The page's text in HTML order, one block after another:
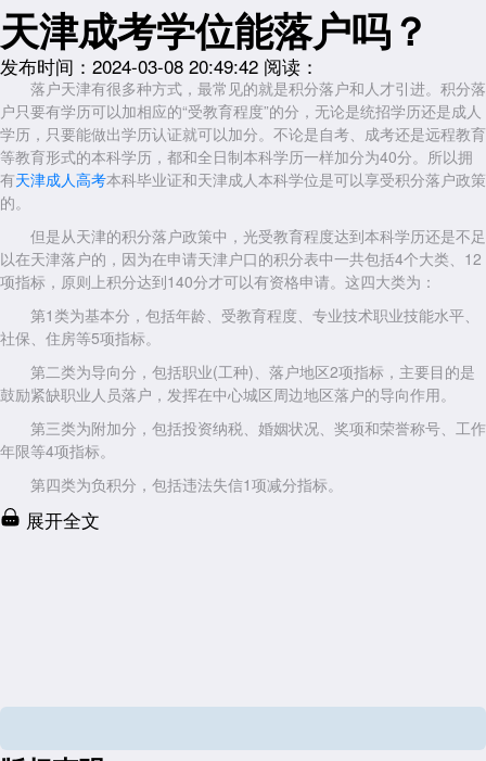
天津成考学位能落户吗？
发布时间：2024-03-08 20:49:42 阅读：
落户天津有很多种方式，最常见的就是积分落户和人才引进。积分落
户只要有学历可以加相应的“受教育程度”的分，无论是统招学历还是成人
学历，只要能做出学历认证就可以加分。不论是自考、成考还是远程教育
等教育形式的本科学历，都和全日制本科学历一样加分为40分。所以拥
有天津成人高考本科毕业证和天津成人本科学位是可以享受积分落户政策
的。
但是从天津的积分落户政策中，光受教育程度达到本科学历还是不足
以在天津落户的，因为在申请天津户口的积分表中一共包括4个大类、12
项指标，原则上积分达到140分才可以有资格申请。这四大类为：
第1类为基本分，包括年龄、受教育程度、专业技术职业技能水平、
社保、住房等5项指标。
第二类为导向分，包括职业(工种)、落户地区2项指标，主要目的是
鼓励紧缺职业人员落户，发挥在中心城区周边地区落户的导向作用。
第三类为附加分，包括投资纳税、婚姻状况、奖项和荣誉称号、工作
年限等4项指标。
第四类为负积分，包括违法失信1项减分指标。
展开全文